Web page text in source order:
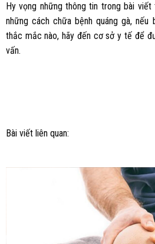
Hy vọng những thông tin trong bài
những cách chữa bệnh quáng gà,
thắc mắc nào, hãy đến cơ sở y tế để
vấn.
Bài viết liên quan: